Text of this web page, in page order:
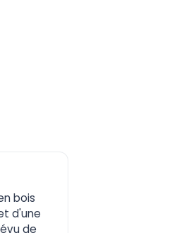
bois
d'une
de